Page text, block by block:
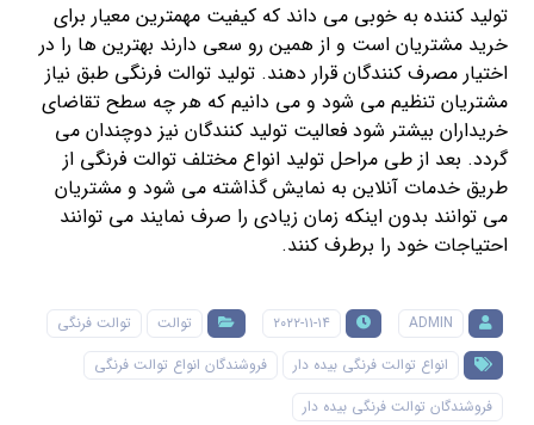
تولید کننده به خوبی می داند که کیفیت مهمترین معیار برای
خرید مشتریان است و از همین رو سعی دارند بهترین ها را در
اختیار مصرف کنندگان قرار دهند. تولید توالت فرنگی طبق نیاز
مشتریان تنظیم می شود و می دانیم که هر چه سطح تقاضای
خریداران بیشتر شود فعالیت تولید کنندگان نیز دوچندان می
گردد. بعد از طی مراحل تولید انواع مختلف توالت فرنگی از
طریق خدمات آنلاین به نمایش گذاشته می شود و مشتریان
می توانند بدون اینکه زمان زیادی را صرف نمایند می توانند
احتیاجات خود را برطرف کنند.
ADMIN ۲۰۲۲-۱۱-۱۴ توالت
توالت فرنگی
انواع توالت فرنگی بیده دار
فروشندگان انواع توالت فرنگی
فروشندگان توالت فرنگی بیده دار